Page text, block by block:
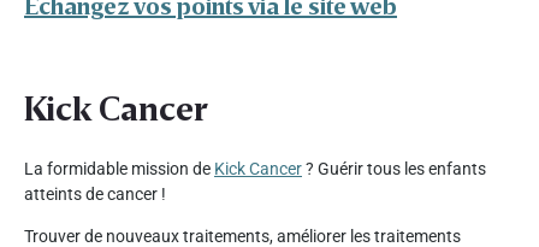
Kick Cancer
La formidable mission de Kick Cancer? Guérir tous les enfants
atteints de cancer !
Trouver de nouveaux traitements, améliorer les traitements